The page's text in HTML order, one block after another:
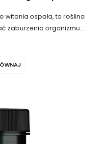
witania ospała, to roślina
zaburzenia organizmu
na układ nerwowy
zmęczenia. Każda